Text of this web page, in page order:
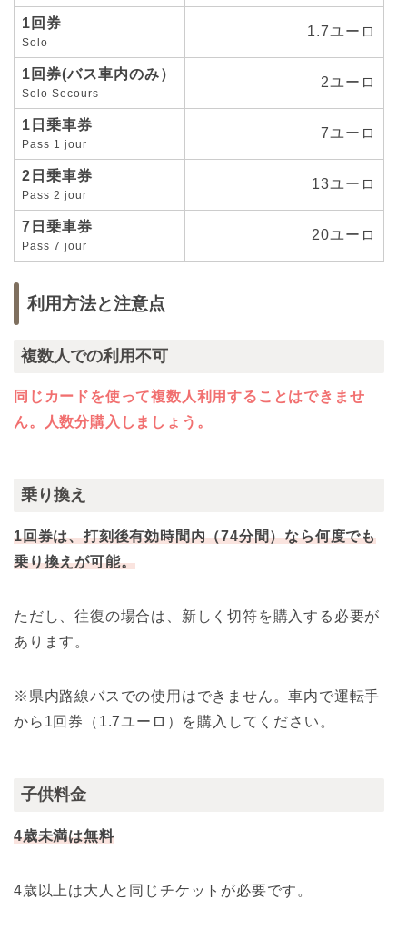
1回券
Solo
1.7ユーロ
1回券(バス車内のみ）
Solo Secours
2ユーロ
1日乗車券
Pass 1 jour
7ユーロ
2日乗車券
Pass 2 jour
13ユーロ
7日乗車券
Pass 7 jour
20ユーロ
利用方法と注意点
複数人での利用不可
同じカードを使って複数人利用することはできませ
ん。人数分購入しましょう。
乗り換え
1回券は、打刻後有効時間内（74分間）なら何度でも
乗り換えが可能。
ただし、往復の場合は、新しく切符を購入する必要が
あります。
※県内路線バスでの使用はできません。車内で運転手
から1回券（1.7ユーロ）を購入してください。
子供料金
4歳未満は無料
4歳以上は大人と同じチケットが必要です。